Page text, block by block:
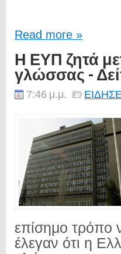
Read more »
Η ΕΥΠ ζητά
γλώσσας -
7:46 μ.μ.
επίσημο τρόπο
έλεγαν ότι η